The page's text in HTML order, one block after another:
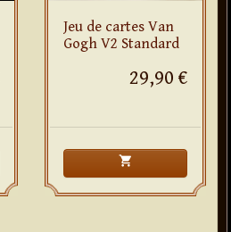
Jeu de cartes Van
Gogh V2 Standard
29,90 €
shopping_cart